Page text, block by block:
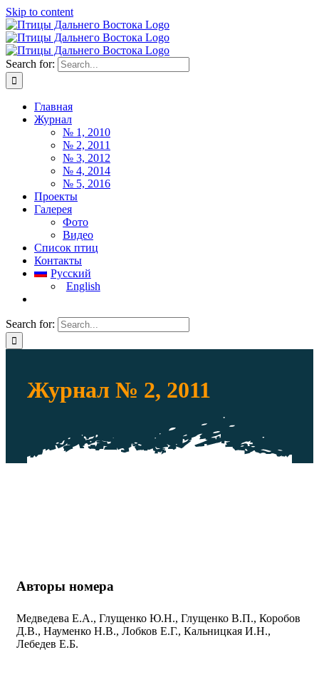
Skip to content
Search for:
Главная
Журнал
№ 1, 2010
№ 2, 2011
№ 3, 2012
№ 4, 2014
№ 5, 2016
Проекты
Галерея
Фото
Видео
Список птиц
Контакты
Русский
English
Search for:
Журнал № 2, 2011
Авторы номера
Медведева Е.А., Глущенко Ю.Н., Глущенко В.П., Коробов
Д.В., Науменко Н.В., Лобков Е.Г., Кальницкая И.Н.,
Лебедев Е.Б.